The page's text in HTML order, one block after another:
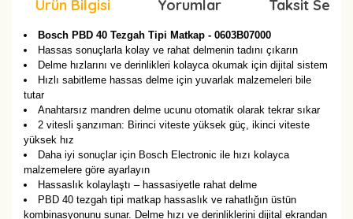
Ürün Bilgisi Yorumlar Taksit
Bosch PBD 40 Tezgah Tipi Matkap - 0603B07000
Hassas sonuçlarla kolay ve rahat delmenin tadını çıkarın
Delme hızlarını ve derinlikleri kolayca okumak için dijital sistem
Hızlı sabitleme hassas delme için yuvarlak malzemeleri bile
tutar
Anahtarsız mandren delme ucunu otomatik olarak tekrar sıkar
2 vitesli şanzıman: Birinci viteste yüksek güç, ikinci viteste
yüksek hız
Daha iyi sonuçlar için Bosch Electronic ile hızı kolayca
malzemelere göre ayarlayın
Hassaslık kolaylaştı – hassasiyetle rahat delme
PBD 40 tezgah tipi matkap hassaslık ve rahatlığın üstün
kombinasyonunu sunar. Delme hızı ve derinliklerini dijital ekrandan